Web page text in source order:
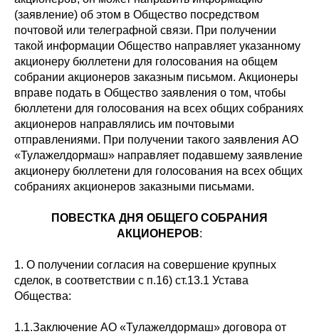
(заявление) об этом в Общество посредством
почтовой или телеграфной связи. При получении
такой информации Общество направляет указанному
акционеру бюллетени для голосования на общем
собрании акционеров заказным письмом. Акционеры
вправе подать в Общество заявления о том, чтобы
бюллетени для голосования на всех общих собраниях
акционеров направлялись им почтовыми
отправлениями. При получении такого заявления АО
«Тулажелдормаш» направляет подавшему заявление
акционеру бюллетени для голосования на всех общих
собраниях акционеров заказными письмами.
ПОВЕСТКА ДНЯ ОБЩЕГО СОБРАНИЯ
АКЦИОНЕРОВ:
1. О получении согласия на совершение крупных
сделок, в соответствии с п.16) ст.13.1 Устава
Общества:
1.1.Заключение АО «Тулажелдормаш» договора от